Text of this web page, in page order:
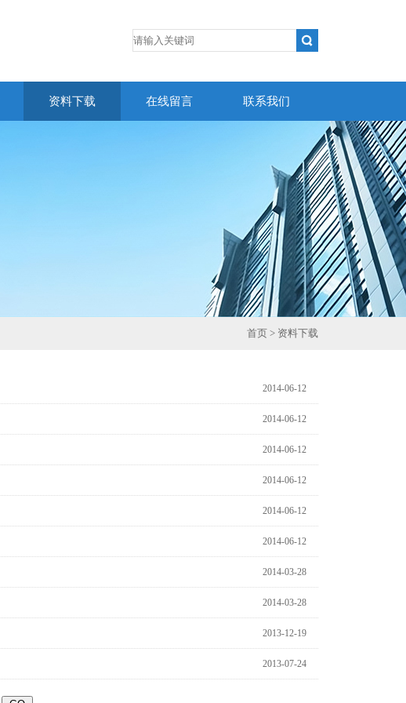
资料下载 在线留言 联系我们
首页 > 资料下载
2014-06-12
2014-06-12
2014-06-12
2014-06-12
2014-06-12
2014-06-12
2014-03-28
2014-03-28
2013-12-19
2013-07-24